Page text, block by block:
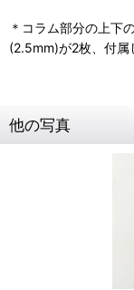
＊コラム部分の上下
(2.5mm)が2枚、付属
他の写真